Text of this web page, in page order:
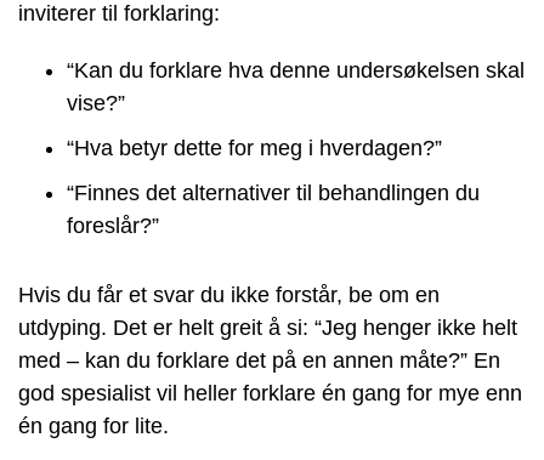
inviterer til forklaring:
“Kan du forklare hva denne undersøkelsen skal
vise?”
“Hva betyr dette for meg i hverdagen?”
“Finnes det alternativer til behandlingen du
foreslår?”
Hvis du får et svar du ikke forstår, be om en
utdyping. Det er helt greit å si: “Jeg henger ikke helt
med – kan du forklare det på en annen måte?” En
god spesialist vil heller forklare én gang for mye enn
én gang for lite.